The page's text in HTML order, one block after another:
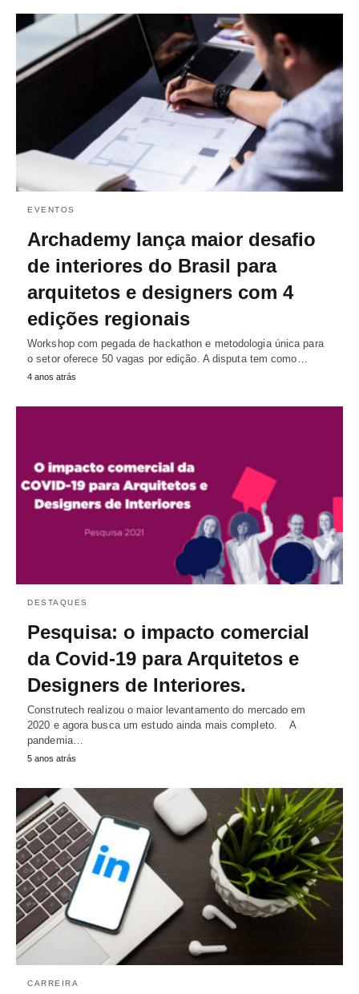
EVENTOS
Archademy lança maior desafio
de interiores do Brasil para
arquitetos e designers com 4
edições regionais
Workshop com pegada de hackathon e metodologia única para
o setor oferece 50 vagas por edição. A disputa tem como…
4 anos atrás
DESTAQUES
Pesquisa: o impacto comercial
da Covid-19 para Arquitetos e
Designers de Interiores.
Construtech realizou o maior levantamento do mercado em
2020 e agora busca um estudo ainda mais completo. A
pandemia…
5 anos atrás
CARREIRA